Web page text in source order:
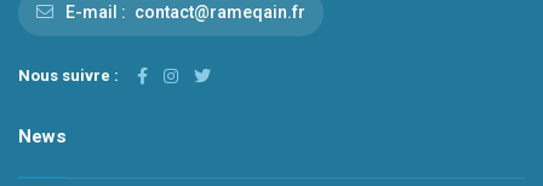
E-mail : contact@rameqain.fr
Nous suivre :
News